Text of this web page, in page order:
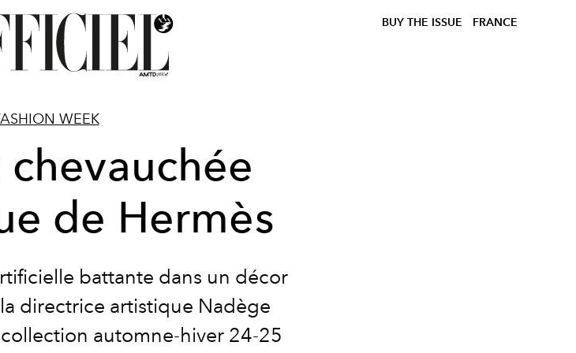
BUY THE ISSUE FRANCE
WEEK
chevauchée
de Hermès
battante dans un décor
directrice artistique Nadège
automne-hiver 24-25